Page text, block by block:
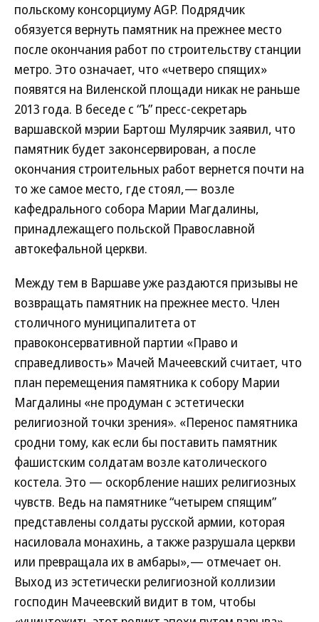
польскому консорциуму AGP. Подрядчик
обязуется вернуть памятник на прежнее место
после окончания работ по строительству станции
метро. Это означает, что «четверо спящих»
появятся на Виленской площади никак не раньше
2013 года. В беседе с “Ъ” пресс-секретарь
варшавской мэрии Бартош Мулярчик заявил, что
памятник будет законсервирован, а после
окончания строительных работ вернется почти на
то же самое место, где стоял,— возле
кафедрального собора Марии Магдалины,
принадлежащего польской Православной
автокефальной церкви.
Между тем в Варшаве уже раздаются призывы не
возвращать памятник на прежнее место. Член
столичного муниципалитета от
правоконсервативной партии «Право и
справедливость» Мачей Мачеевский считает, что
план перемещения памятника к собору Марии
Магдалины «не продуман с эстетически
религиозной точки зрения». «Перенос памятника
сродни тому, как если бы поставить памятник
фашистским солдатам возле католического
костела. Это — оскорбление наших религиозных
чувств. Ведь на памятнике “четырем спящим”
представлены солдаты русской армии, которая
насиловала монахинь, а также разрушала церкви
или превращала их в амбары»,— отмечает он.
Выход из эстетически религиозной коллизии
господин Мачеевский видит в том, чтобы